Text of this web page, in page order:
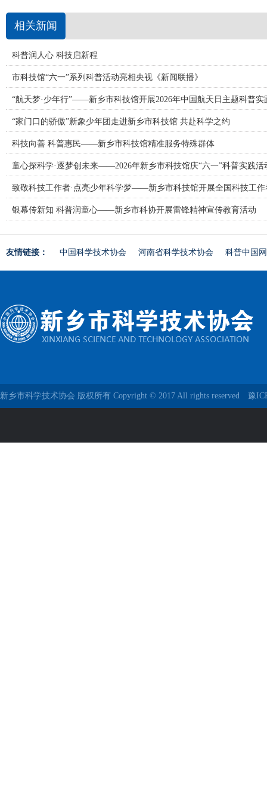
相关新闻
科普润人心 科技启新程
市科技馆“六一”系列科普活动亮相央视《新闻联播》
“航天梦·少年行”——新乡市科技馆开展2026年中国航天日主题科普实
“家门口的骄傲”新象少年团走进新乡市科技馆 共赴科学之约
科技向善 科普惠民——新乡市科技馆精准服务特殊群体
童心探科学·逐梦创未来——2026年新乡市科技馆庆“六一”科普实践活
致敬科技工作者·点亮少年科学梦——新乡市科技馆开展全国科技工作
银幕传新知 科普润童心——新乡市科协开展雷锋精神宣传教育活动
友情链接： 中国科学技术协会 河南省科学技术协会 科普中国网
新乡市科学技术协会 版权所有 Copyright © 2017 All rights reserved 豫